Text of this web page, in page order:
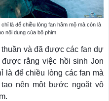
là để chiều lòng fan hâm mộ mà còn là
nội dung của bộ phim.
và đã được các fan dự
rằng việc hồi sinh Jon
là để chiều lòng các fan mà
nên một bước ngoặt vô